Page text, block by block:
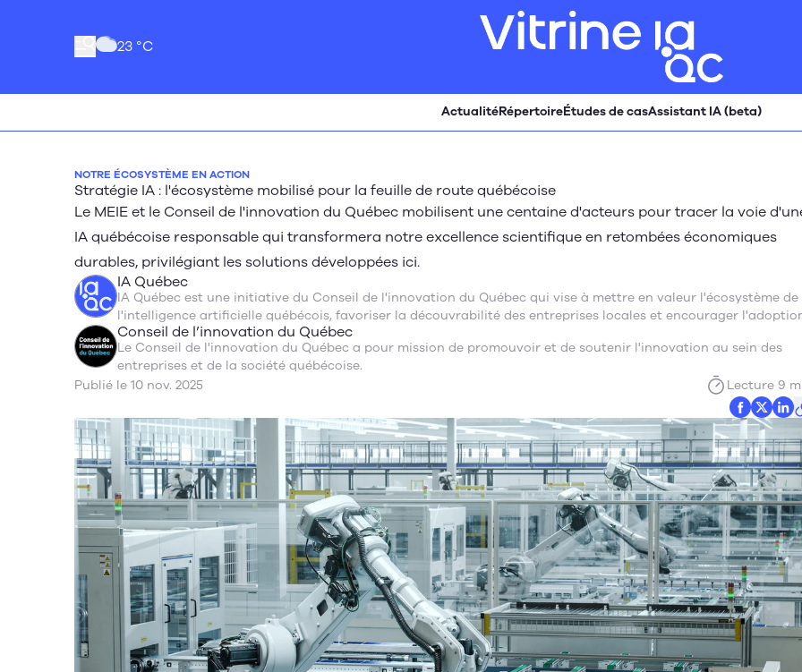
23 °C
ActualitéRépertoireÉtudes de casAssistant IA (beta)
NOTRE ÉCOSYSTÈME EN ACTION
Stratégie IA : l'écosystème mobilisé pour la feuille de route québécoise
Le MEIE et le Conseil de l'innovation du Québec mobilisent une centaine d'acteurs pour tracer la voie
IA québécoise responsable qui transformera notre excellence scientifique en retombées économiques
durables, privilégiant les solutions développées ici.
IA Québec
IA Québec est une initiative du Conseil de l'innovation du Québec qui vise à mettre en valeur l'écosystème de
l'intelligence artificielle québécois, favoriser la découvrabilité des entreprises locales et encourager
de l'IA dans les organisations québécoises.
Conseil de l’innovation du Québec
Le Conseil de l'innovation du Québec a pour mission de promouvoir et de soutenir l'innovation au sein des
entreprises et de la société québécoise.
Publié le 10 nov. 2025
Lecture 9